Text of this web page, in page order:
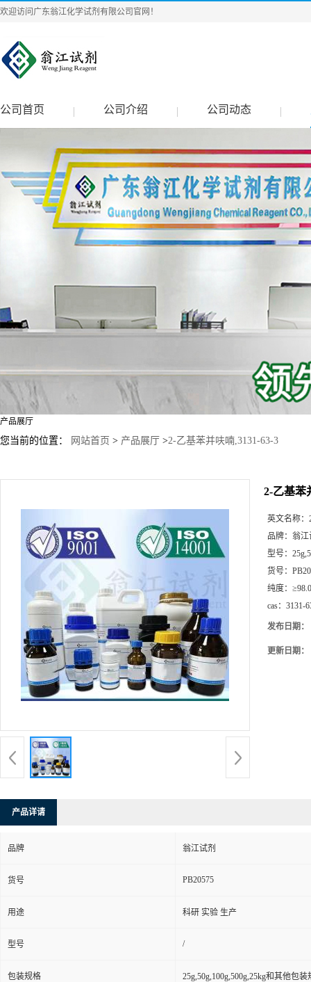
欢迎访问广东翁江化学试剂有限公司官网！
公司首页 公司介绍 公司动态
产品展厅
您当前的位置： 网站首页 > 产品展厅 >2-乙基苯并呋喃,3131-63-3
2-乙基苯
英文名称：
品牌： 翁江
型号：
货号：
纯度：
cas： 3131-
发布日期：
更新日期：
产品详请
品牌 翁江试剂
货号 PB20575
用途 科研 实验 生产
型号 /
包装规格 25g,50g,100g,500g,25kg和其他包装